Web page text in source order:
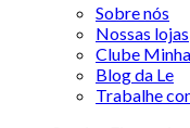
Sobre nós
Nossas lojas
Clube
Blog da Le
Trabalhe